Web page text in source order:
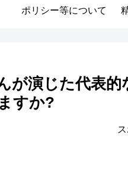
ポリシー等について
が演じた代表
すか?